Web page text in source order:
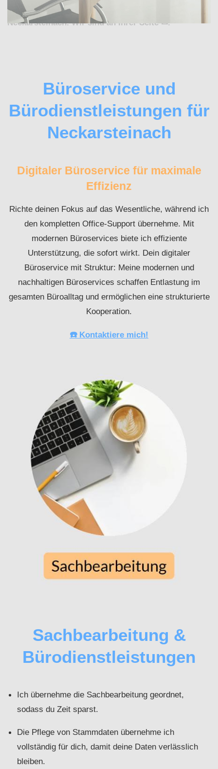
Assistenz, ✓Office-Support und ✓Bürohilfe in
Neckarsteinach. Wir sind an Ihrer Seite ✉.
Büroservice und
Bürodienstleistungen für
Neckarsteinach
Digitaler Büroservice für maximale
Effizienz
Richte deinen Fokus auf das Wesentliche, während ich
den kompletten Office-Support übernehme. Mit
modernen Büroservices biete ich effiziente
Unterstützung, die sofort wirkt. Dein digitaler
Büroservice mit Struktur: Meine modernen und
nachhaltigen Büroservices schaffen Entlastung im
gesamten Büroalltag und ermöglichen eine strukturierte
Kooperation.
☎️ Kontaktiere mich!
Sachbearbeitung &
Bürodienstleistungen
Ich übernehme die Sachbearbeitung geordnet,
sodass du Zeit sparst.
Die Pflege von Stammdaten übernehme ich
vollständig für dich, damit deine Daten verlässlich
bleiben.